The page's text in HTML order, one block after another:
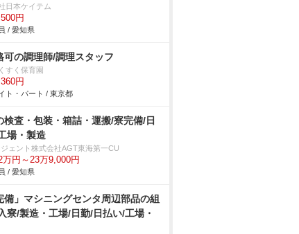
日本ケイテム
円
/ 愛知県
可の調理師/調理スタッフ
すく保育園
円
ト・パート / 東京都
検査・包装・箱詰・運搬/寮完備/日
場・製造
ェント株式会社AGT東海第一CU
万円～23万9,000円
/ 愛知県
備」マシニングセンタ周辺部品の組
寮/製造・工場/日勤/日払い/工場・